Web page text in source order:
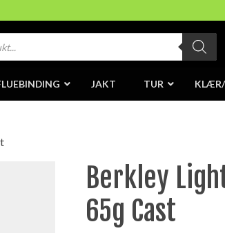
JAKT TUR
Berkley
65g Cast